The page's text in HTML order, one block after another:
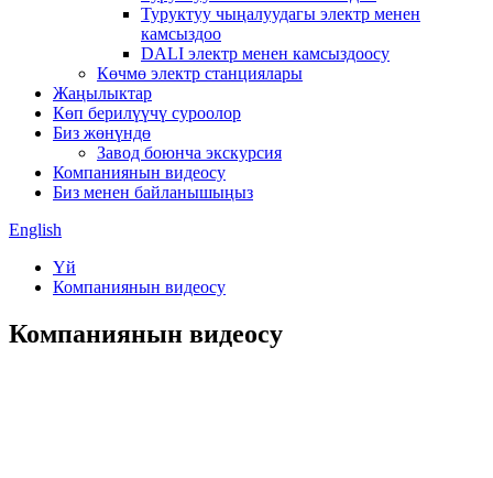
Туруктуу чыңалуудагы электр менен
камсыздоо
DALI электр менен камсыздоосу
Көчмө электр станциялары
Жаңылыктар
Көп берилүүчү суроолор
Биз жөнүндө
Завод боюнча экскурсия
Компаниянын видеосу
Биз менен байланышыңыз
English
Үй
Компаниянын видеосу
Компаниянын видеосу